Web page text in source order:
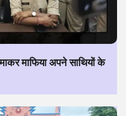
माफिया अपने साथियों के